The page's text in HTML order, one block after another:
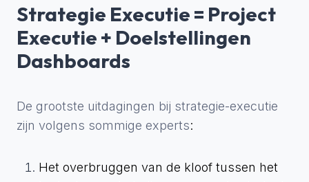
Strategie Executie = Project
Executie + Doelstellingen
Dashboards
De grootste uitdagingen bij strategie-executie
zijn volgens sommige experts:
Het overbruggen van de kloof tussen het